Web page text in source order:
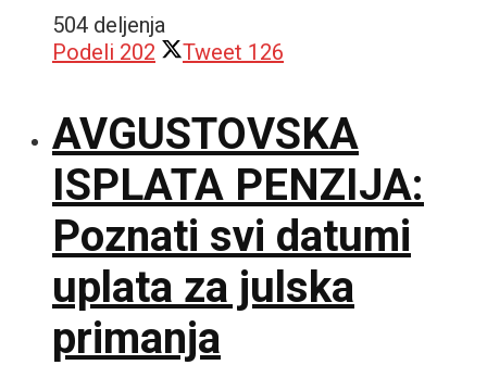
504 deljenja
Podeli 202 Tweet 126
AVGUSTOVSKA
ISPLATA PENZIJA:
Poznati svi datumi
uplata za julska
primanja